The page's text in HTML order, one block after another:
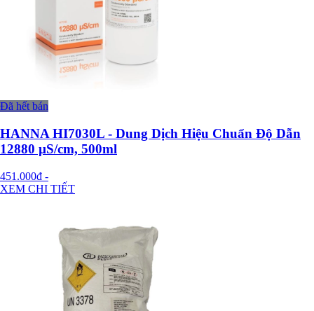
Đã hết bán
HANNA HI7030L - Dung Dịch Hiệu Chuẩn Độ Dẫn
12880 µS/cm, 500ml
451.000đ -
XEM CHI TIẾT